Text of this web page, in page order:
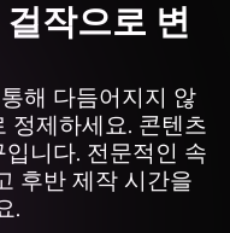
작으로 변
해 다듬어지지 않
정제하세요. 콘텐츠
니다. 전문적인 속
후반 제작 시간을
.